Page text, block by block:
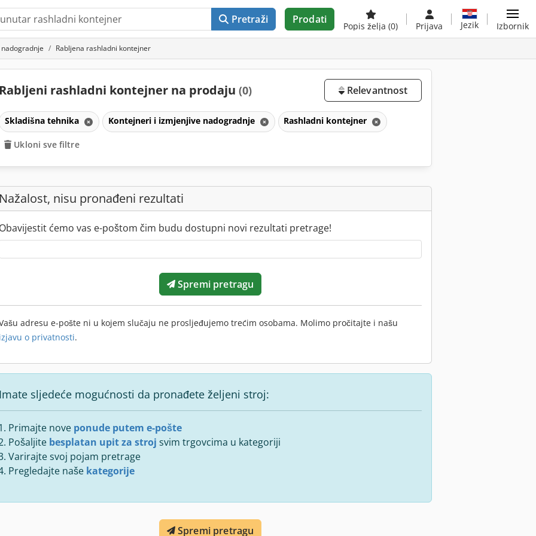
Pretraži Prodati
Popis želja (0) Prijava Jezik Izbornik
Rabljena rashladni kontejner
rashladni kontejner na prodaju (0) Relevantnost
Skladišna tehnika Kontejneri i izmjenjive nadogradnje Rashladni kontejner
Ukloni sve filtre
nisu pronađeni rezultati
ćemo vas e-poštom čim budu dostupni novi rezultati pretrage!
Spremi pretragu
adresu e-pošte ni u kojem slučaju ne prosljeđujemo trećim osobama. Molimo pročitajte i našu
o privatnosti.
sljedeće mogućnosti da pronađete željeni stroj:
Primajte nove ponude putem e-pošte
Pošaljite besplatan upit za stroj svim trgovcima u kategoriji
Varirajte svoj pojam pretrage
Pregledajte naše kategorije
Spremi pretragu